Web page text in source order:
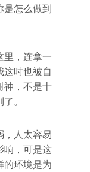
是怎么做到
里，连拿一
这时也被自
神，不是十
。
，人太容易
响，可是这
的环境是为